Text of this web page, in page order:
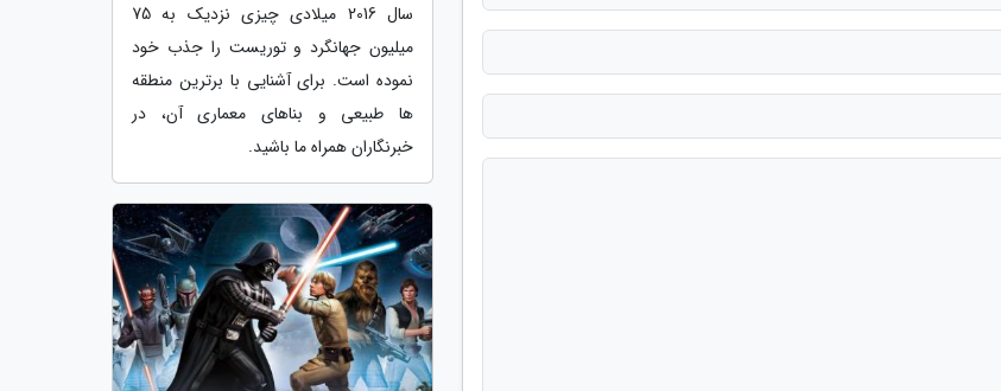
سال 2016 میلادی چیزی نزدیک به 75
میلیون جهانگرد و توریست را جذب خود
نموده است. برای آشنایی با برترین منطقه
ها طبیعی و بناهای معماری آن، در
خبرنگاران همراه ما باشید.